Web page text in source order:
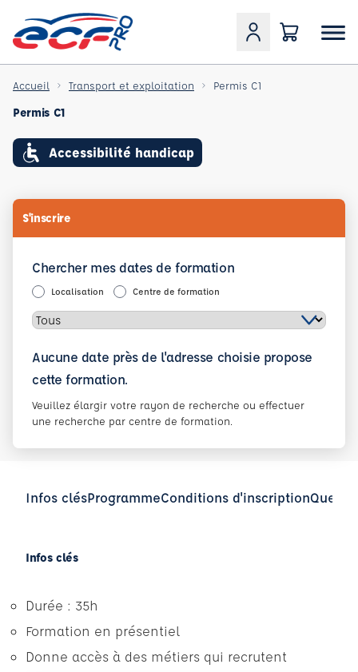
Accueil Transport et exploitation Permis C1
Permis C1
Accessibilité handicap
S'inscrire
Chercher mes dates de formation
Localisation Centre de formation
Aucune date près de l'adresse choisie propose
cette formation.
Veuillez élargir votre rayon de recherche ou effectuer
une recherche par centre de formation.
Infos clésProgrammeConditions d'inscription
Infos clés
Durée : 35h
Formation en présentiel
Donne accès à des métiers qui recrutent